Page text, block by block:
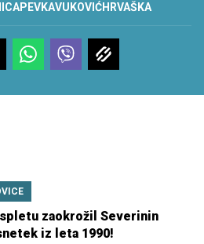
PEVKAVUKOVIĆHRVAŠKA
zaokrožil Severinin
iz leta 1990!